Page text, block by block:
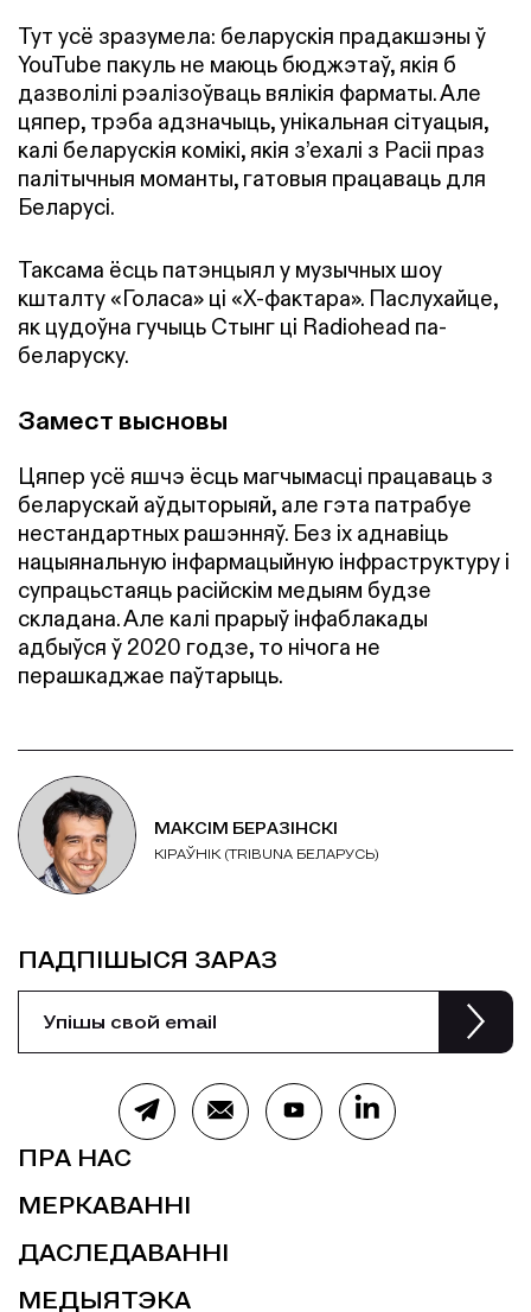
Тут усё зразумела: беларускія прадакшэны ў
YouTube пакуль не маюць бюджэтаў, якія б
дазволілі рэалізоўваць вялікія фарматы. Але
цяпер, трэба адзначыць, унікальная сітуацыя,
калі беларускія комікі, якія з’ехалі з Расіі праз
палітычныя моманты, гатовыя працаваць для
Беларусі.
Таксама ёсць патэнцыял у музычных шоу
кшталту «Голаса» ці «Х-фактара». Паслухайце,
як цудоўна гучыць Стынг ці Radiohead па-
беларуску.
Замест высновы
Цяпер усё яшчэ ёсць магчымасці працаваць з
беларускай аўдыторыяй, але гэта патрабуе
нестандартных рашэнняў. Без іх аднавіць
нацыянальную інфармацыйную інфраструктуру і
супрацьстаяць расійскім медыям будзе
складана. Але калі прарыў інфаблакады
адбыўся ў 2020 годзе, то нічога не
перашкаджае паўтарыць.
МАКСІМ БЕРАЗІНСКІ
КІРАЎНІК (TRIBUNA БЕЛАРУСЬ)
ПРА НАС
МЕРКАВАННІ
ДАСЛЕДАВАННІ
МЕДЫЯТЭКА
ПАДПІШЫСЯ ЗАРАЗ